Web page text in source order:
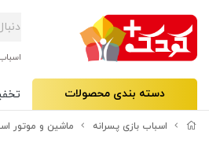
دسته بندی محصولات
اسباب بازی پسرانه ماشین و موتور